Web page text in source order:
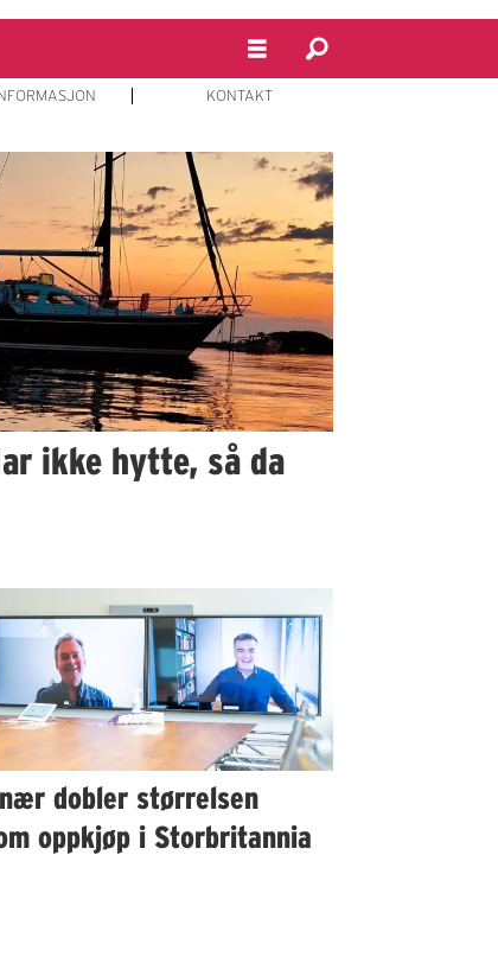
KONTAKT
ikke hytte, så da
dobler størrelsen
oppkjøp i Storbritannia